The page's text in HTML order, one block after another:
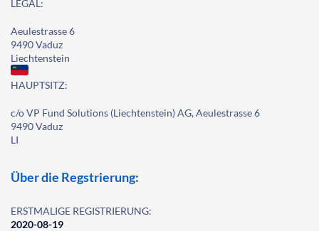
LEGAL:
Aeulestrasse 6
9490 Vaduz
Liechtenstein
HAUPTSITZ:
c/o VP Fund Solutions (Liechtenstein) AG, Aeulestrasse 6
9490 Vaduz
LI
Über die Regstrierung:
ERSTMALIGE REGISTRIERUNG:
2020-08-19